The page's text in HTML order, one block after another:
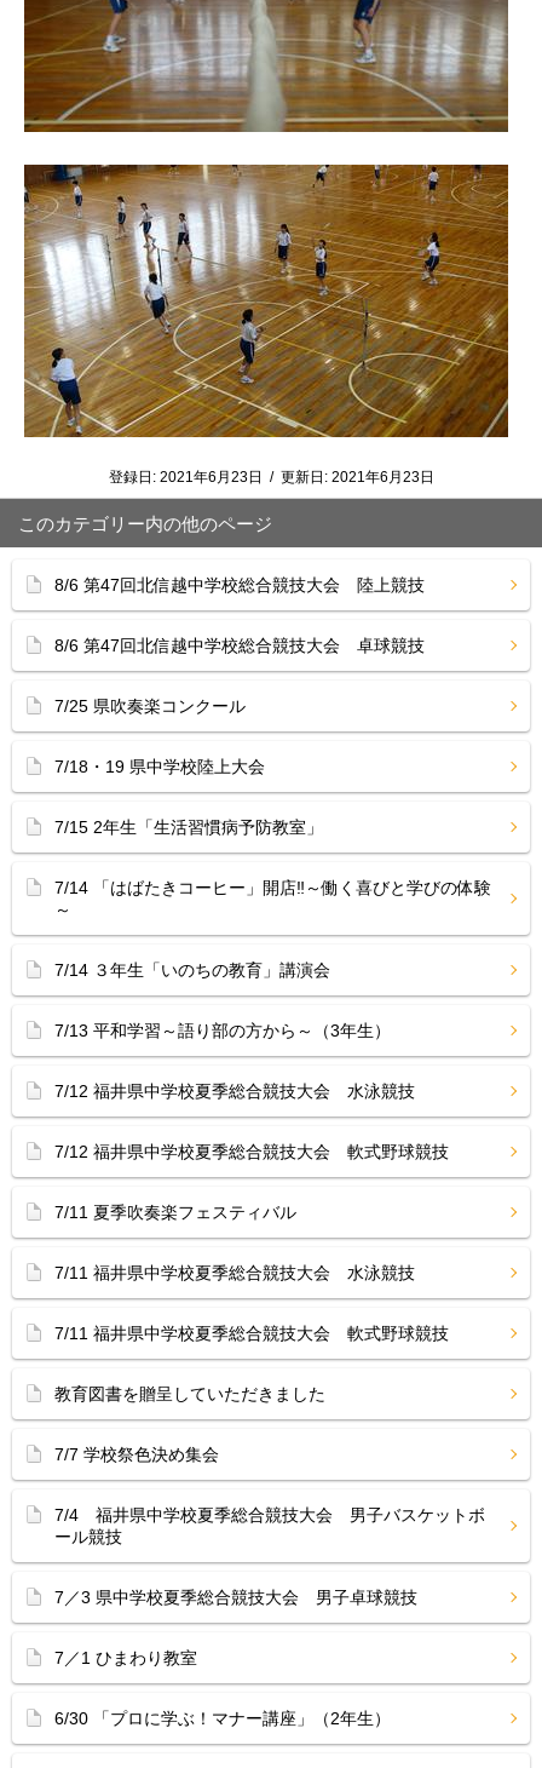
登録日: 2021年6月23日 / 更新日: 2021年6月23日
このカテゴリー内の他のページ
8/6 第47回北信越中学校総合競技大会 陸上競技
8/6 第47回北信越中学校総合競技大会 卓球競技
7/25 県吹奏楽コンクール
7/18・19 県中学校陸上大会
7/15 2年生「生活習慣病予防教室」
7/14 「はばたきコーヒー」開店‼︎～働く喜びと学びの体験
～
7/14 ３年生「いのちの教育」講演会
7/13 平和学習～語り部の方から～（3年生）
7/12 福井県中学校夏季総合競技大会 水泳競技
7/12 福井県中学校夏季総合競技大会 軟式野球競技
7/11 夏季吹奏楽フェスティバル
7/11 福井県中学校夏季総合競技大会 水泳競技
7/11 福井県中学校夏季総合競技大会 軟式野球競技
教育図書を贈呈していただきました
7/7 学校祭色決め集会
7/4 福井県中学校夏季総合競技大会 男子バスケットボ
ール競技
7／3 県中学校夏季総合競技大会 男子卓球競技
7／1 ひまわり教室
6/30 「プロに学ぶ！マナー講座」（2年生）